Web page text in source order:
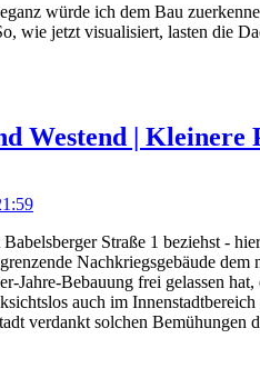
würde ich dem Bau
wie jetzt visualisiert, lasten die
Westend | Kleinere
Straße 1 beziehst -
Nachkriegsgebäude
Jahre-Bebauung frei gelassen
auch im
verdankt solchen